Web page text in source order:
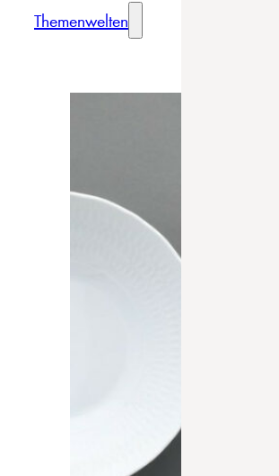
Themenwelten